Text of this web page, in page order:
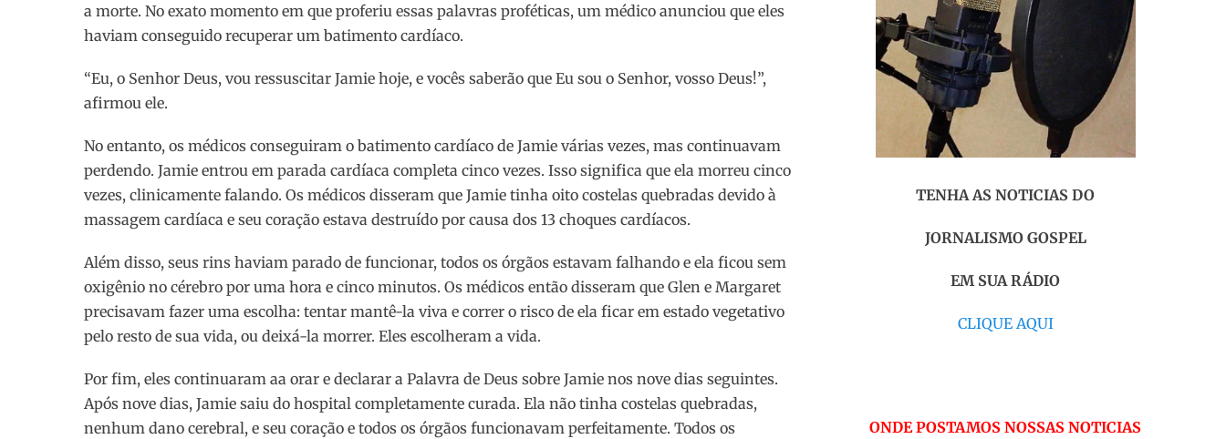
a morte. No exato momento em que proferiu essas palavras proféticas, um médico anunciou que eles
haviam conseguido recuperar um batimento cardíaco.
“Eu, o Senhor Deus, vou ressuscitar Jamie hoje, e vocês saberão que Eu sou o Senhor, vosso Deus!”,
afirmou ele.
No entanto, os médicos conseguiram o batimento cardíaco de Jamie várias vezes, mas continuavam
perdendo. Jamie entrou em parada cardíaca completa cinco vezes. Isso significa que ela morreu cinco
vezes, clinicamente falando. Os médicos disseram que Jamie tinha oito costelas quebradas devido à
massagem cardíaca e seu coração estava destruído por causa dos 13 choques cardíacos.
Além disso, seus rins haviam parado de funcionar, todos os órgãos estavam falhando e ela ficou sem
oxigênio no cérebro por uma hora e cinco minutos. Os médicos então disseram que Glen e Margaret
precisavam fazer uma escolha: tentar mantê-la viva e correr o risco de ela ficar em estado vegetativo
pelo resto de sua vida, ou deixá-la morrer. Eles escolheram a vida.
Por fim, eles continuaram aa orar e declarar a Palavra de Deus sobre Jamie nos nove dias seguintes.
Após nove dias, Jamie saiu do hospital completamente curada. Ela não tinha costelas quebradas,
nenhum dano cerebral, e seu coração e todos os órgãos funcionavam perfeitamente. Todos os
TENHA AS NOTICIAS DO
JORNALISMO GOSPEL
EM SUA RÁDIO
CLIQUE AQUI
ONDE POSTAMOS NOSSAS NOTICIAS